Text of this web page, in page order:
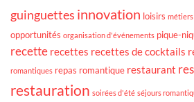
guinguettes innovation loisirs
opportunités organisation d'événements pique-
recette recettes recettes de cocktails
romantiques repas romantique restaurant
restauration soirées d'été séjours